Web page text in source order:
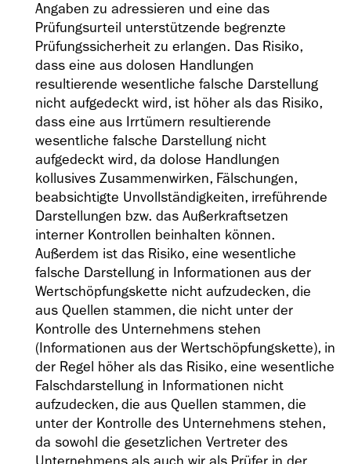
Angaben zu adressieren und eine das
Prüfungsurteil unterstützende begrenzte
Prüfungssicherheit zu erlangen. Das Risiko,
dass eine aus dolosen Handlungen
resultierende wesentliche falsche Darstellung
nicht aufgedeckt wird, ist höher als das Risiko,
dass eine aus Irrtümern resultierende
wesentliche falsche Darstellung nicht
aufgedeckt wird, da dolose Handlungen
kollusives Zusammenwirken, Fälschungen,
beabsichtigte Unvollständigkeiten, irreführende
Darstellungen bzw. das Außerkraftsetzen
interner Kontrollen beinhalten können.
Außerdem ist das Risiko, eine wesentliche
falsche Darstellung in Informationen aus der
Wertschöpfungskette nicht aufzudecken, die
aus Quellen stammen, die nicht unter der
Kontrolle des Unternehmens stehen
(Informationen aus der Wertschöpfungskette), in
der Regel höher als das Risiko, eine wesentliche
Falschdarstellung in Informationen nicht
aufzudecken, die aus Quellen stammen, die
unter der Kontrolle des Unternehmens stehen,
da sowohl die gesetzlichen Vertreter des